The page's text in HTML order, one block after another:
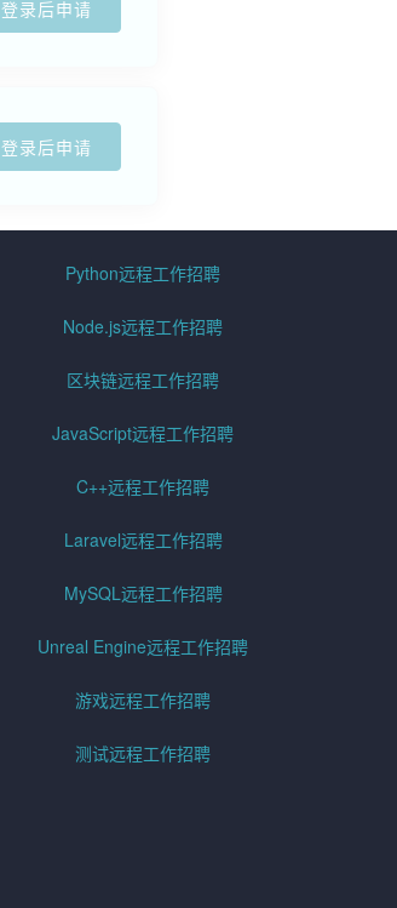
登录后申请
登录后申请
Python远程工作招聘
Node.js远程工作招聘
区块链远程工作招聘
JavaScript远程工作招聘
C++远程工作招聘
Laravel远程工作招聘
MySQL远程工作招聘
Unreal Engine远程工作招聘
游戏远程工作招聘
测试远程工作招聘